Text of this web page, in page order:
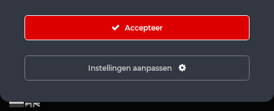
Accepteer
Instellingen aanpassen